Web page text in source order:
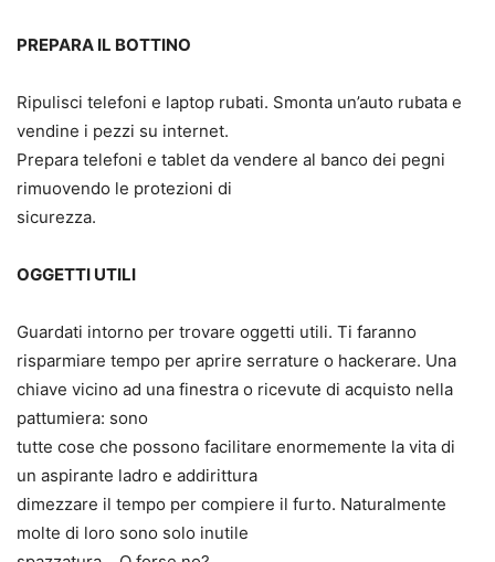
PREPARA IL BOTTINO
Ripulisci telefoni e laptop rubati. Smonta un’auto rubata e
vendine i pezzi su internet.
Prepara telefoni e tablet da vendere al banco dei pegni
rimuovendo le protezioni di
sicurezza.
OGGETTI UTILI
Guardati intorno per trovare oggetti utili. Ti faranno
risparmiare tempo per aprire serrature o hackerare. Una
chiave vicino ad una finestra o ricevute di acquisto nella
pattumiera: sono
tutte cose che possono facilitare enormemente la vita di
un aspirante ladro e addirittura
dimezzare il tempo per compiere il furto. Naturalmente
molte di loro sono solo inutile